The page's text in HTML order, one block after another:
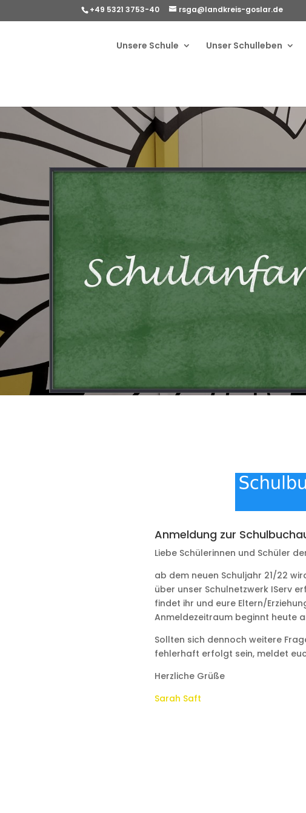
+49 5321 3753-40 rsga@landkreis-goslar.de
Unsere Schule Unser Schulleben
Anmeldung zur
Liebe Schülerinnen und Schüler
ab dem neuen Schuljahr 21/22
über unser Schulnetzwerk IServ
findet ihr und eure Eltern/
Anmeldezeitraum beginnt heute
Sollten sich dennoch weitere
fehlerhaft erfolgt sein, meldet
Herzliche Grüße
Sarah Saft